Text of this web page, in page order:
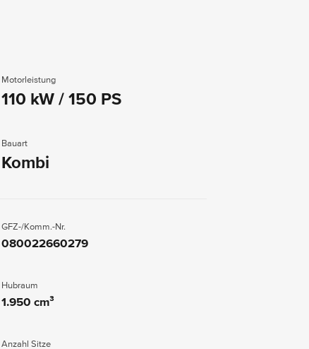
Motorleistung
110 kW / 150 PS
Bauart
Kombi
GFZ-/Komm.-Nr.
080022660279
Hubraum
1.950 cm³
Anzahl Sitze